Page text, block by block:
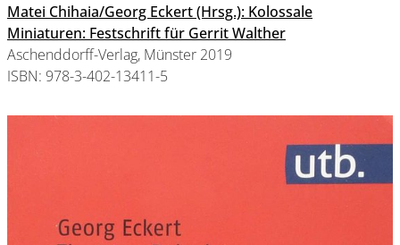
Matei Chihaia/Georg Eckert (Hrsg.): Kolossale
Miniaturen: Festschrift für Gerrit Walther
Aschenddorff-Verlag, Münster 2019
ISBN: 978-3-402-13411-5